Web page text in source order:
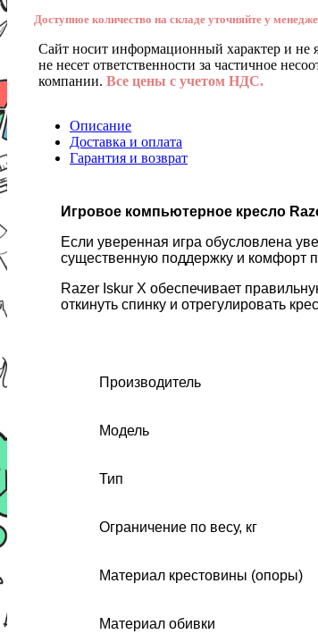
Доступное количество на складе уточняйте у
Сайт носит информационный характер и не
не несет ответственности за частичное
компании. Все цены с учетом НДС.
Описание
Доставка и оплата
Гарантия и возврат
Игровое компьютерное кресло
Если уверенная игра обусловлена
существенную поддержку и комфорт
Razer Iskur X обеспечивает
откинуть спинку и отрегулировать
Производитель
Модель
Тип
Ограничение по весу, кг
Материал крестовины (опоры)
Материал обивки